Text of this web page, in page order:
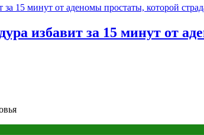
избавит за 15 минут от